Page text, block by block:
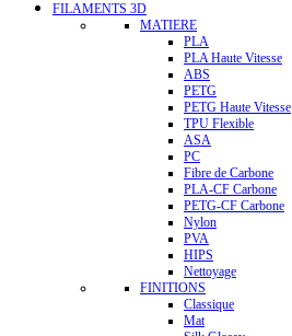
FILAMENTS 3D
MATIERE
PLA
PLA Haute Vitesse
ABS
PETG
PETG Haute Vitesse
TPU Flexible
ASA
PC
Fibre de Carbone
PLA-CF Carbone
PETG-CF Carbone
Nylon
PVA
HIPS
Nettoyage
FINITIONS
Classique
Mat